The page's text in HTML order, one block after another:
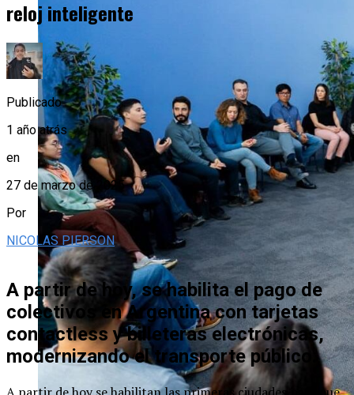
reloj inteligente
Publicado
1 año atrás
en
27 de marzo de 2025
Por
NICOLAS PIERSON
A partir de hoy, se habilita el pago de
colectivos en Argentina con tarjetas
contactless y billeteras electrónicas,
modernizando el transporte público.